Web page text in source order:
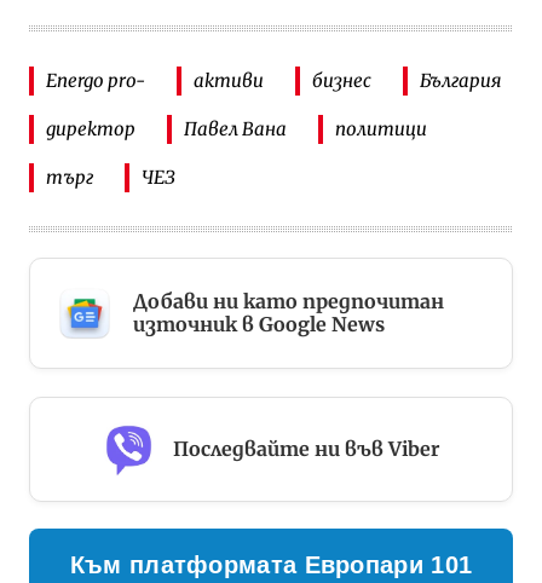
Energo pro- активи бизнес България
директор Павел Вана политици
търг ЧЕЗ
Добави ни като предпочитан
източник в Google News
Последвайте ни във Viber
Към платформата Европари 101